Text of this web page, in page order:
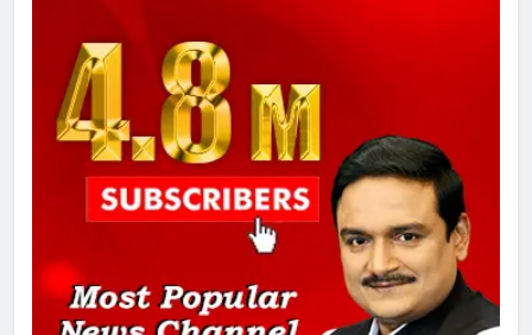
8
चुनाव से पहले लालू परिवार पर बड़ा झटका,
दिल्ली कोर्ट ने IRCTC घोटाले में आरोप
तय किए
SRN अस्पताल का नाम अमर शहीद ठाकुर
रोशन सिंह के नाम पर करने की मांग तेज